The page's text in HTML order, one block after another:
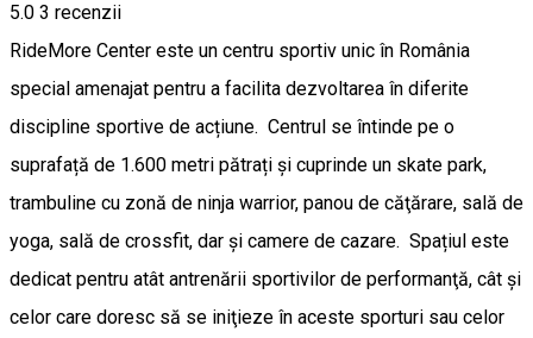
5.0 3 recenzii
RideMore Center este un centru sportiv unic în România
special amenajat pentru a facilita dezvoltarea în diferite
discipline sportive de acțiune. Centrul se întinde pe o
suprafață de 1.600 metri pătrați și cuprinde un skate park,
trambuline cu zonă de ninja warrior, panou de căţărare, sală de
yoga, sală de crossfit, dar şi camere de cazare. Spațiul este
dedicat pentru atât antrenării sportivilor de performanţă, cât şi
celor care doresc să se iniţieze în aceste sporturi sau celor